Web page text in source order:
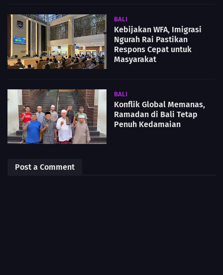
BALI
Kebijakan WFA, Imigrasi
Ngurah Rai Pastikan
Respons Cepat untuk
Masyarakat
BALI
Konflik Global Memanas,
Ramadan di Bali Tetap
Penuh Kedamaian
Post a Comment